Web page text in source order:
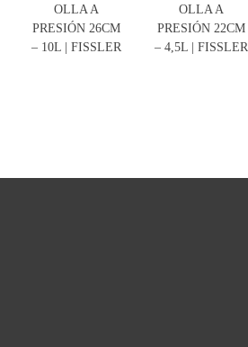
OLLA A
PRESIÓN 26CM
– 10L | FISSLER
OLLA A
PRESIÓN 22CM
– 4,5L | FISSLER